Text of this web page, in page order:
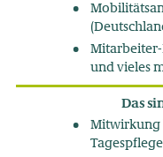
Mitarbeiter-
und vieles
Das
Mitwirkung